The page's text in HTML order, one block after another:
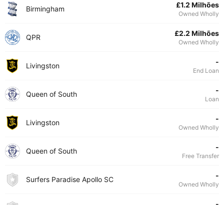
Birmingham £1.2 Milhões
Owned Wholly
QPR £2.2 Milhões
Owned Wholly
Livingston -
End Loan
Queen of South -
Loan
Livingston -
Owned Wholly
Queen of South -
Free Transfer
Surfers Paradise Apollo SC -
Owned Wholly